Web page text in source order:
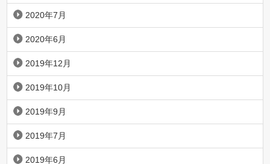
2020年7月
2020年6月
2019年12月
2019年10月
2019年9月
2019年7月
2019年6月